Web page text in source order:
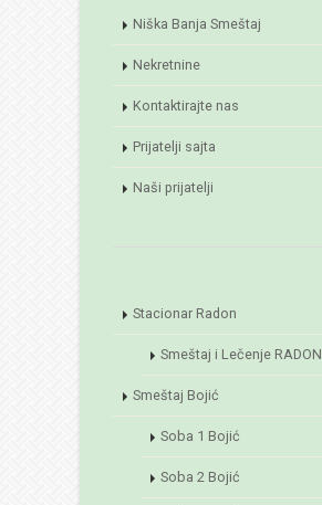
Niška Banja Smeštaj
Nekretnine
Kontaktirajte nas
Prijatelji sajta
Naši prijatelji
Stacionar Radon
Smeštaj i Lečenje RADON
Smeštaj Bojić
Soba 1 Bojić
Soba 2 Bojić